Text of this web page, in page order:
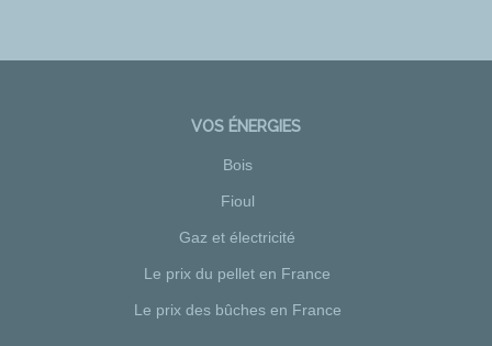
VOS ÉNERGIES
Bois
Fioul
Gaz et électricité
Le prix du pellet en France
Le prix des bûches en France